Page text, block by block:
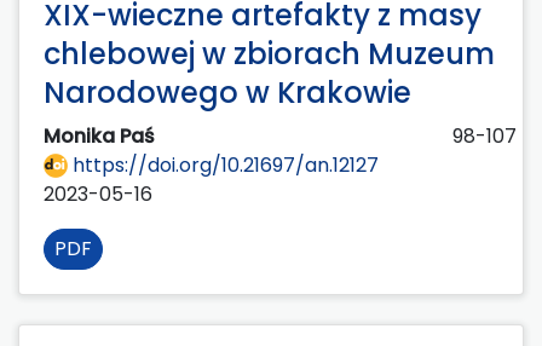
XIX-wieczne artefakty z masy
chlebowej w zbiorach Muzeum
Narodowego w Krakowie
Monika Paś
98-107
https://doi.org/10.21697/an.12127
2023-05-16
PDF